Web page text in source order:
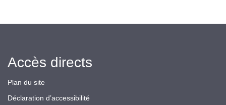
Accès directs
Plan du site
Déclaration d’accessibilité